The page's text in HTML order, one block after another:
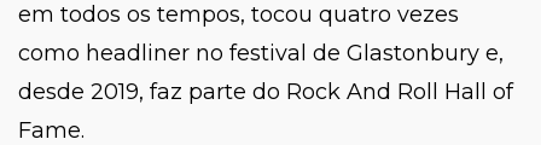
em todos os tempos, tocou quatro vezes
como headliner no festival de Glastonbury e,
desde 2019, faz parte do Rock And Roll Hall of
Fame.